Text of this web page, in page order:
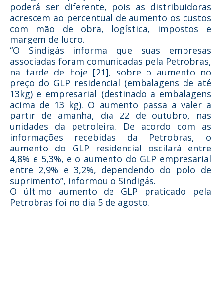
poderá ser diferente, pois as distribuidoras
acrescem ao percentual de aumento os custos
com mão de obra, logística, impostos e
margem de lucro.
“O Sindigás informa que suas empresas
associadas foram comunicadas pela Petrobras,
na tarde de hoje [21], sobre o aumento no
preço do GLP residencial (embalagens de até
13kg) e empresarial (destinado a embalagens
acima de 13 kg). O aumento passa a valer a
partir de amanhã, dia 22 de outubro, nas
unidades da petroleira. De acordo com as
informações recebidas da Petrobras, o
aumento do GLP residencial oscilará entre
4,8% e 5,3%, e o aumento do GLP empresarial
entre 2,9% e 3,2%, dependendo do polo de
suprimento”, informou o Sindigás.
O último aumento de GLP praticado pela
Petrobras foi no dia 5 de agosto.